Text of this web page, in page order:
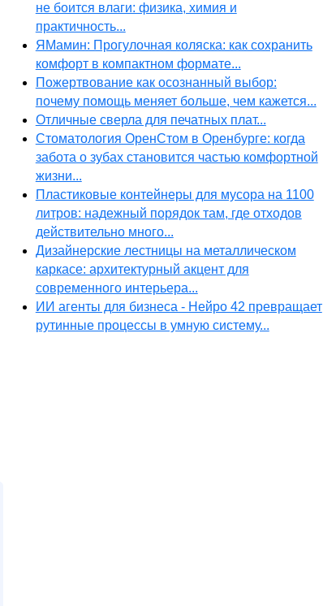
не боится влаги: физика, химия и
практичность...
ЯМамин: Прогулочная коляска: как сохранить
комфорт в компактном формате...
Пожертвование как осознанный выбор:
почему помощь меняет больше, чем кажется...
Отличные сверла для печатных плат...
Стоматология ОренСтом в Оренбурге: когда
забота о зубах становится частью комфортной
жизни...
Пластиковые контейнеры для мусора на 1100
литров: надежный порядок там, где отходов
действительно много...
Дизайнерские лестницы на металлическом
каркасе: архитектурный акцент для
современного интерьера...
ИИ агенты для бизнеса - Нейро 42 превращает
рутинные процессы в умную систему...